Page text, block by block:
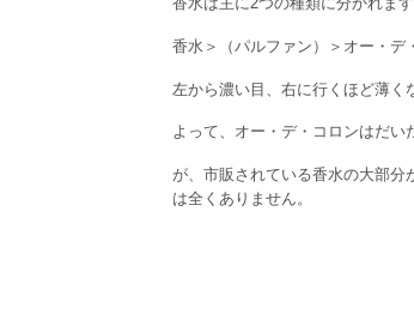
香水＞（パルファン）＞オー・デ
左から濃い目、右に行くほど薄く
よって、オー・デ・コロンはだい
が、市販されている香水の大部
は全くありません。